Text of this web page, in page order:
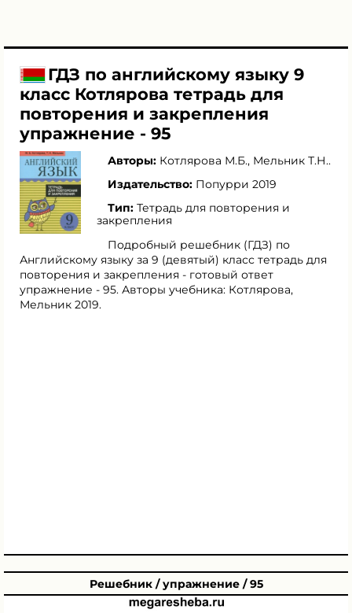
ГДЗ по английскому языку 9
класс Котлярова тетрадь для
повторения и закрепления
упражнение - 95
Авторы: Котлярова М.Б., Мельник Т.Н..
Издательство: Попурри 2019
Тип: Тетрадь для повторения и
закрепления
Подробный решебник (ГДЗ) по
Английскому языку за 9 (девятый) класс тетрадь для
повторения и закрепления - готовый ответ
упражнение - 95. Авторы учебника: Котлярова,
Мельник 2019.
Решебник / упражнение / 95